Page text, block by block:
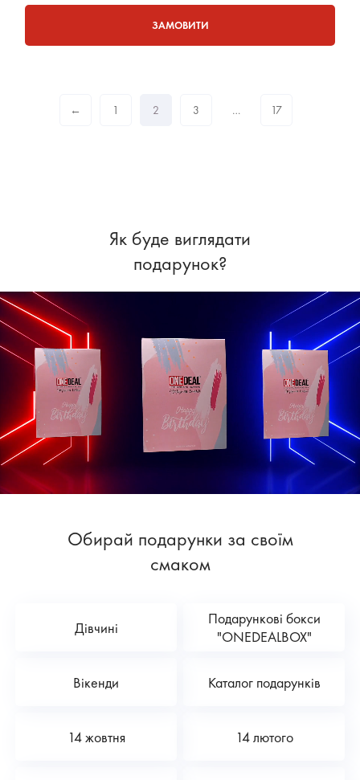
ЗАМОВИТИ
← 1 2 3 … 17
Як буде виглядати
подарунок?
Обирай подарунки за своїм
смаком
Дівчині
Подарункові бокси
"ONEDEALBOX"
Вікенди Каталог подарунків
14 жовтня 14 лютого